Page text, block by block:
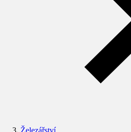
Železářství